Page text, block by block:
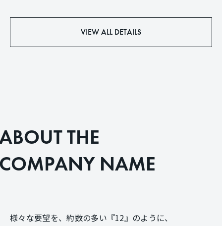
VIEW ALL DETAILS
BOUTTHE
OMPANY NAME
様々な要望を、約数の多い『12』のように、